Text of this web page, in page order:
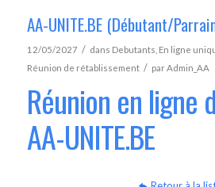
AA-UNITE.BE (Débutant/
12/05/2027 / dans Debutants En ligne
Réunion de rétablissement / parAdmin_AA
Réunion en ligne
AA-UNITE.BE